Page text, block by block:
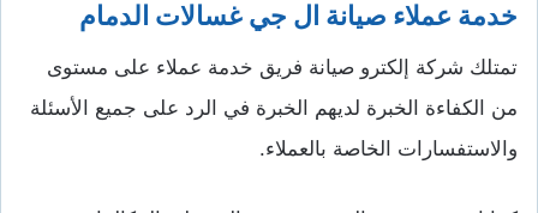
خدمة عملاء صيانة ال جي غسالات الدمام
تمتلك شركة إلكترو صيانة فريق خدمة عملاء على مستوى
من الكفاءة الخبرة لديهم الخبرة في الرد على جميع الأسئلة
والاستفسارات الخاصة بالعملاء.